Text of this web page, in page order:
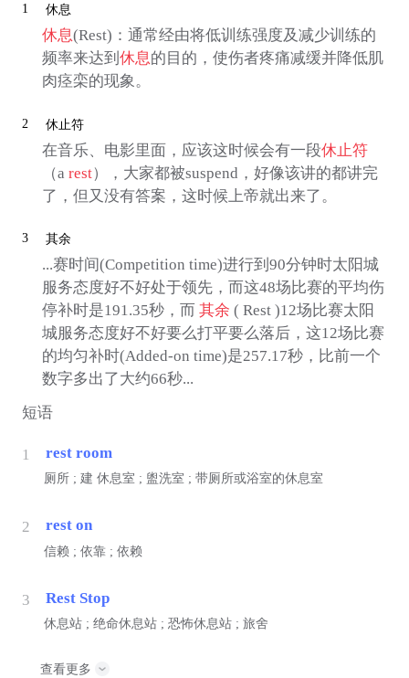
1 休息
休息(Rest)：通常经由将低训练强度及减少训练的
频率来达到 休息的目的，使伤者疼痛减缓并降低肌
肉痉栾的现象。
2 休止符
在音乐、电影里面，应该这时候会有一段休止符
（a rest），大家都被suspend，好像该讲的都讲完
了，但又没有答案，这时候上帝就出来了。
3 其余
...赛时间(Competition time)进行到90分钟时太阳城
服务态度好不好处于领先，而这48场比赛的平均伤
停补时是191.35秒，而 其余 ( Rest )12场比赛太阳
城服务态度好不好要么打平要么落后，这12场比赛
的均匀补时(Added-on time)是257.17秒，比前一个
数字多出了大约66秒...
短语
1 rest room
厕所 ; 建 休息室 ; 盥洗室 ; 带厕所或浴室的休息室
2 rest on
信赖 ; 依靠 ; 依赖
3 Rest Stop
休息站 ; 绝命休息站 ; 恐怖休息站 ; 旅舍
查看更多